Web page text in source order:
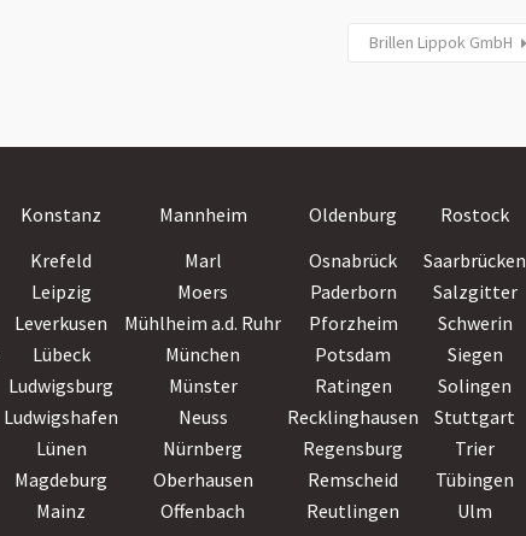
Brillen Lippok GmbH
Konstanz Mannheim Oldenburg Rostock
Krefeld Marl Osnabrück Saarbrücken
Leipzig Moers Paderborn Salzgitter
Leverkusen Mühlheim a.d. Ruhr Pforzheim Schwerin
Lübeck München Potsdam Siegen
Ludwigsburg Münster Ratingen Solingen
Ludwigshafen Neuss Recklinghausen Stuttgart
Lünen Nürnberg Regensburg Trier
Magdeburg Oberhausen Remscheid
Tübingen
Mainz Offenbach Reutlingen Ulm